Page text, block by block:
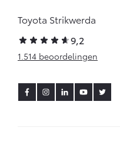
Toyota Strikwerda
9,2
1.514 beoordelingen